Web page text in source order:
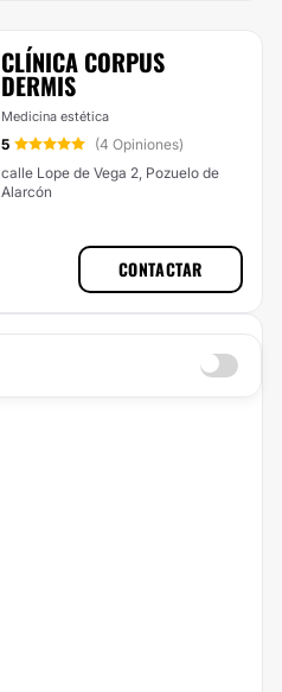
CLÍNICA CORPUS
DERMIS
Medicina estética
5
(4 Opiniones)
calle Lope de Vega 2, Pozuelo de
Alarcón
CONTACTAR